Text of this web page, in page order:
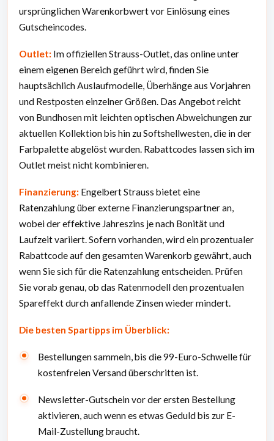
ursprünglichen Warenkorbwert vor Einlösung eines
Gutscheincodes.
Outlet: Im offiziellen Strauss-Outlet, das online unter
einem eigenen Bereich geführt wird, finden Sie
hauptsächlich Auslaufmodelle, Überhänge aus Vorjahren
und Restposten einzelner Größen. Das Angebot reicht
von Bundhosen mit leichten optischen Abweichungen zur
aktuellen Kollektion bis hin zu Softshellwesten, die in der
Farbpalette abgelöst wurden. Rabattcodes lassen sich im
Outlet meist nicht kombinieren.
Finanzierung: Engelbert Strauss bietet eine
Ratenzahlung über externe Finanzierungspartner an,
wobei der effektive Jahreszins je nach Bonität und
Laufzeit variiert. Sofern vorhanden, wird ein prozentualer
Rabattcode auf den gesamten Warenkorb gewährt, auch
wenn Sie sich für die Ratenzahlung entscheiden. Prüfen
Sie vorab genau, ob das Ratenmodell den prozentualen
Spareffekt durch anfallende Zinsen wieder mindert.
Die besten Spartipps im Überblick:
Bestellungen sammeln, bis die 99-Euro-Schwelle für
kostenfreien Versand überschritten ist.
Newsletter-Gutschein vor der ersten Bestellung
aktivieren, auch wenn es etwas Geduld bis zur E-
Mail-Zustellung braucht.